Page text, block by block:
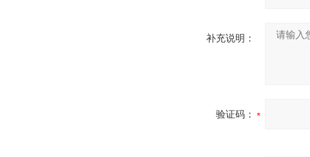
补充说明：
验证码：